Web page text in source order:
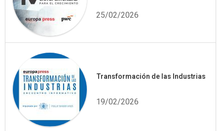
25/02/2026
Transformación de las Industrias
19/02/2026